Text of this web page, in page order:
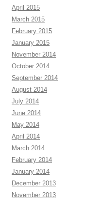
April 2015
March 2015
February 2015
January 2015
November 2014
October 2014
September 2014
August 2014
July 2014
June 2014
May 2014
April 2014
March 2014
February 2014
January 2014
December 2013
November 2013